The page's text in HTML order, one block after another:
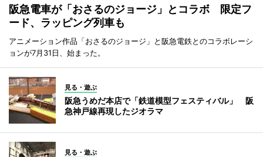
阪急電車が「おさるのジョージ」とコラボ 限定フ
ード、ラッピング列車も
アニメーション作品「おさるのジョージ」と阪急電鉄とのコラボレーシ
ョンが7月31日、始まった。
見る・遊ぶ
阪急うめだ本店で「鉄道模型フェスティバル」 阪
急神戸線再現したジオラマ
見る・遊ぶ